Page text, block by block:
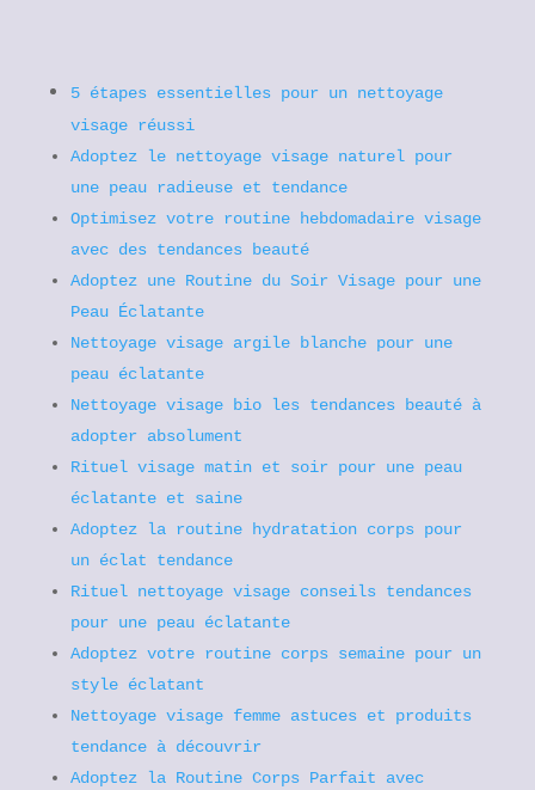
5 étapes essentielles pour un nettoyage
visage réussi
Adoptez le nettoyage visage naturel pour
une peau radieuse et tendance
Optimisez votre routine hebdomadaire visage
avec des tendances beauté
Adoptez une Routine du Soir Visage pour une
Peau Éclatante
Nettoyage visage argile blanche pour une
peau éclatante
Nettoyage visage bio les tendances beauté à
adopter absolument
Rituel visage matin et soir pour une peau
éclatante et saine
Adoptez la routine hydratation corps pour
un éclat tendance
Rituel nettoyage visage conseils tendances
pour une peau éclatante
Adoptez votre routine corps semaine pour un
style éclatant
Nettoyage visage femme astuces et produits
tendance à découvrir
Adoptez la Routine Corps Parfait avec